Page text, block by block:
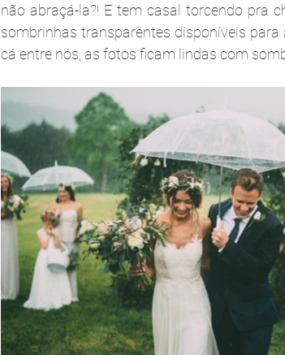
não abraçá-la?! E tem casal torcendo pra
sombrinhas transparentes disponíveis
cá entre nós, as fotos ficam lindas com